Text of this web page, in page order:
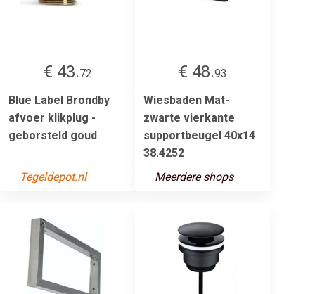
€ 43.72
Blue Label Brondby
afvoer klikplug -
geborsteld goud
Tegeldepot.nl
€ 48.93
Wiesbaden Mat-
zwarte vierkante
supportbeugel 40x14
38.4252
Meerdere shops